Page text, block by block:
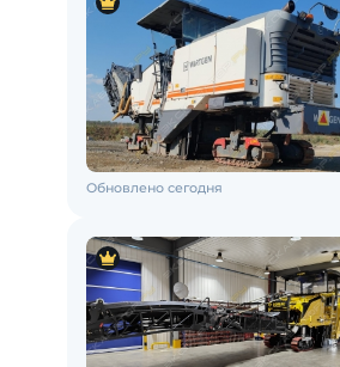
Обновлено сегодня